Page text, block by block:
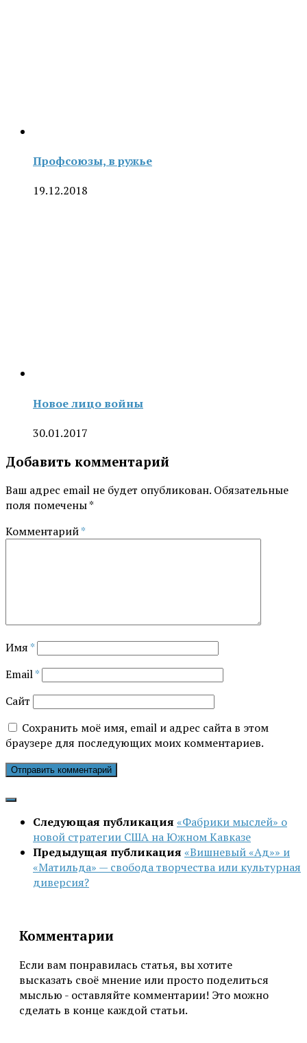
Профсоюзы, в ружье
19.12.2018
Новое лицо войны
30.01.2017
Добавить комментарий
Ваш адрес email не будет опубликован. Обязательные
поля помечены*
Комментарий*
Имя *
Email*
Сайт
Сохранить моё имя, email и адрес сайта в этом
браузере для последующих моих комментариев.
Следующая публикация «Фабрики мыслей» о
новой стратегии США на Южном Кавказе
Предыдущая публикация «Вишневый «Ад»» и
«Матильда» — свобода творчества или культурная
диверсия?
Комментарии
Если вам понравилась статья, вы хотите
высказать своё мнение или просто поделиться
мыслью - оставляйте комментарии! Это можно
сделать в конце каждой статьи.